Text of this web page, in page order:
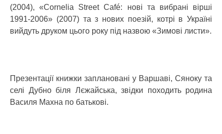
(2004), «Cornelia Street Café: нові та вибрані вірші
1991-2006» (2007) та з нових поезій, котрі в Україні
вийдуть друком цього року під назвою «Зимові листи».
Презентації книжки заплановані у Варшаві, Сяноку та
селі Дубно біля Лєжайська, звідки походить родина
Василя Махна по батькові.